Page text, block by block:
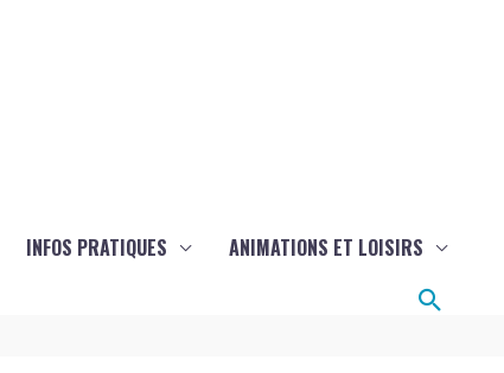
INFOS PRATIQUES ANIMATIONS ET LOISIRS